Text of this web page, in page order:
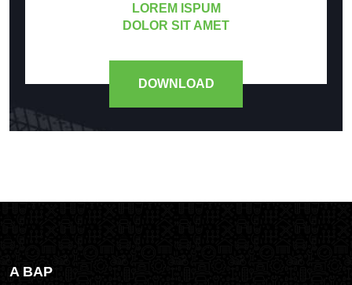
LOREM ISPUM
DOLOR SIT AMET
DOWNLOAD
A BAP